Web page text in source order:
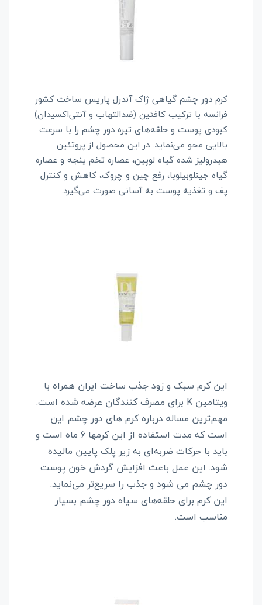
کرم دور چشم گیاهی ژاک آندرل پاریس ساخت کشور
فرانسه با ترکیب کافئین (ضدالتهاب و آنتی‌اکسیدان)
کبودی پوست و حلقه‌های تیره دور چشم را با سرعت
بالایی محو می‌نماید. در این محصول از پروتئین
هیدرولیز شده گیاه لوپین، عصاره تخم ینجه و عصاره
گیاه جینلوبیلوبا، رفع چین و چروک، کاهش و کنترل
پف و تغذیه پوست به آسانی صورت می‌گیرد.
این کرم سبک و زود جذب ساخت ایران همراه با
ویتامین K برای مصرف کنندگان عرضه شده است.
مهم‌ترین مساله درباره کرم های دور چشم این
است که مدت استفاده از این کرمها 6 ماه است و
باید با حرکات ضربه‌ای به زیر پلک پایین مالیده
شود. این عمل باعث افزایش گردش خون پوست
دور چشم می شود و جذب را سریع‌تر می‌نماید.
این کرم برای حلقه‌های سیاه دور چشم بسیار
مناسب است.